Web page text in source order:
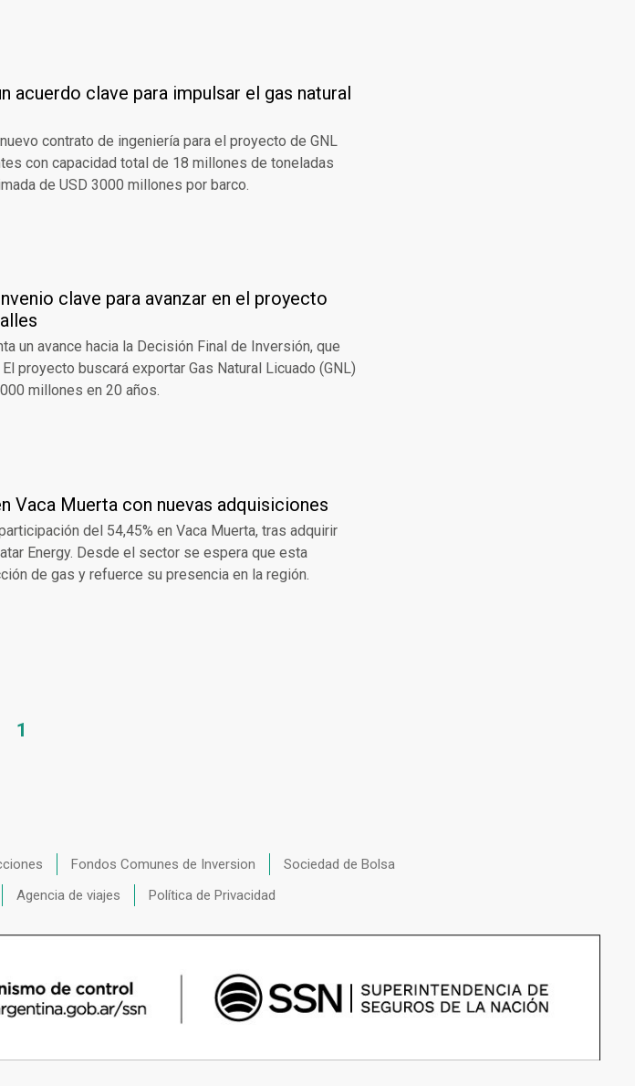
acuerdo clave para impulsar el gas natural
contrato de ingeniería para el proyecto de GNL
con capacidad total de 18 millones de toneladas
de USD 3000 millones por barco.
clave para avanzar en el proyecto
un avance hacia la Decisión Final de Inversión, que
proyecto buscará exportar Gas Natural Licuado (GNL)
millones en 20 años.
Vaca Muerta con nuevas adquisiciones
del 54,45% en Vaca Muerta, tras adquirir
Energy. Desde el sector se espera que esta
de gas y refuerce su presencia en la región.
1
Fondos Comunes de Inversion
Sociedad de Bolsa
Agencia de viajes Política de Privacidad